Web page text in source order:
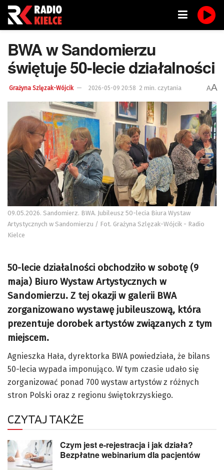
BWA w Sandomierzu
świętuje 50-lecie działalności
Grażyna Szlęzak-Wójcik 2026-05-09 20:58 2 min. czytania AA
09.05.2026. Sandomierz. BWA. Jubileusz 50-lecia Biura Wystaw
Artystycznych w Sandomierzu / Fot. Grażyna Szlęzak-Wójcik - Radio
Kielce
50-lecie działalności obchodziło w sobotę (9
maja) Biuro Wystaw Artystycznych w
Sandomierzu. Z tej okazji w galerii BWA
zorganizowano wystawę jubileuszową, która
prezentuje dorobek artystów związanych z tym
miejscem.
Agnieszka Hała, dyrektorka BWA powiedziała, że bilans
50-lecia wypada imponująco. W tym czasie udało się
zorganizować ponad 700 wystaw artystów z różnych
stron Polski oraz z regionu świętokrzyskiego.
CZYTAJ TAKŻE
Czym jest e-rejestracja i jak działa?
Bezpłatne webinarium dla pacjentów